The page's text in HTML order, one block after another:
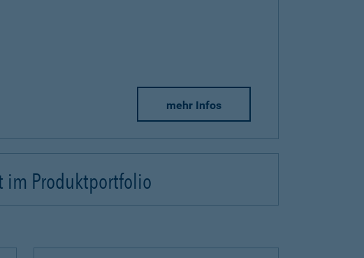
mehr Infos
im Produktportfolio